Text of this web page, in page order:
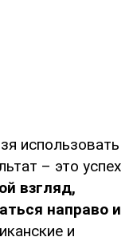
использовать
– это успех
взгляд,
направо и
и